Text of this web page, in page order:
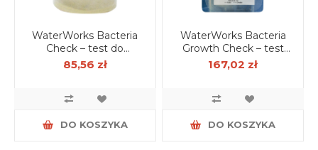
WaterWorks Bacteria
Check – test do
wykrywania bakterii
grupy coli w wodzie
85,56 zł
DO KOSZYKA
WaterWorks Bacteria
Growth Check – test
wzrostu bakterii (30
szt.)
167,02 zł
DO KOSZYKA